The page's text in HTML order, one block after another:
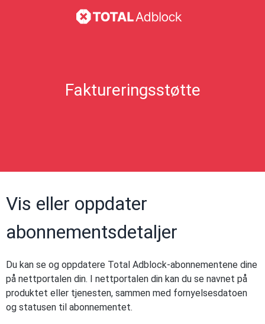
Faktureringsstøtte
Vis eller oppdater
abonnementsdetaljer
Du kan se og oppdatere Total Adblock-abonnementene dine
på nettportalen din. I nettportalen din kan du se navnet på
produktet eller tjenesten, sammen med fornyelsesdatoen
og statusen til abonnementet.